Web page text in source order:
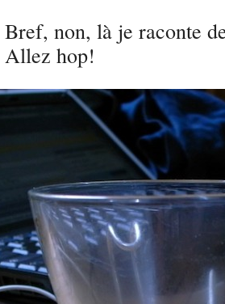
Bref, non, là je raconte
Allez hop!